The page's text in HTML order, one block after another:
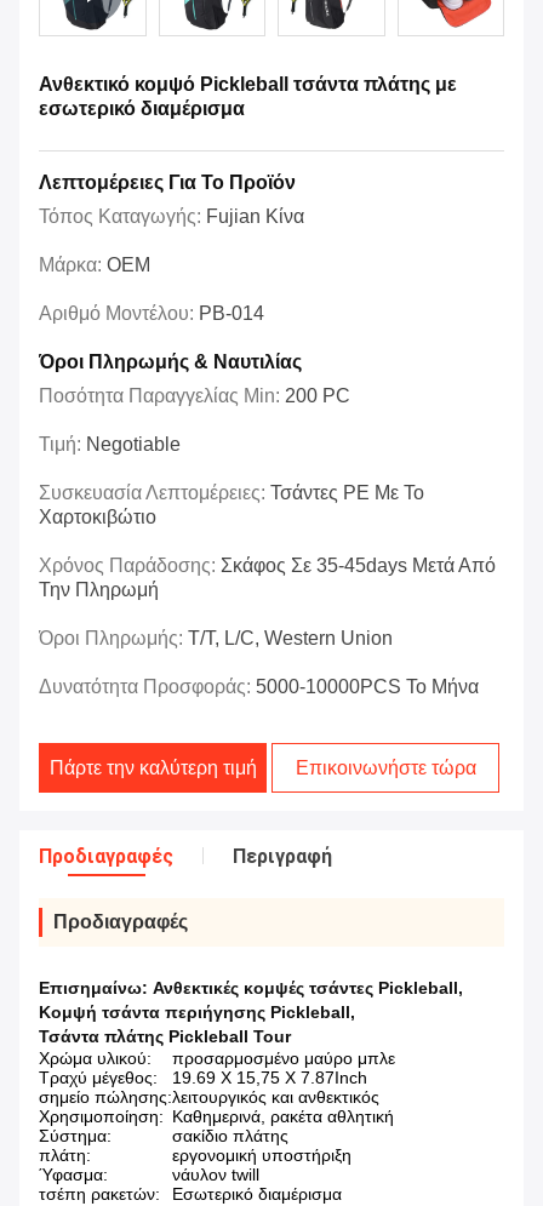
Ανθεκτικό κομψό Pickleball τσάντα πλάτης με
εσωτερικό διαμέρισμα
Λεπτομέρειες Για Το Προϊόν
Τόπος Καταγωγής: Fujian Κίνα
Μάρκα: OEM
Αριθμό Μοντέλου: PB-014
Όροι Πληρωμής & Ναυτιλίας
Ποσότητα Παραγγελίας Min: 200 PC
Τιμή: Negotiable
Συσκευασία Λεπτομέρειες: Τσάντες PE Με Το
Χαρτοκιβώτιο
Χρόνος Παράδοσης: Σκάφος Σε 35-45days Μετά Από
Την Πληρωμή
Όροι Πληρωμής: T/T, L/C, Western Union
Δυνατότητα Προσφοράς: 5000-10000PCS Το Μήνα
Πάρτε την καλύτερη τιμή Επικοινωνήστε τώρα
Προδιαγραφές Περιγραφή
Προδιαγραφές
Επισημαίνω: Ανθεκτικές κομψές τσάντες Pickleball,
Κομψή τσάντα περιήγησης Pickleball,
Τσάντα πλάτης Pickleball Tour
Χρώμα υλικού:
προσαρμοσμένο μαύρο μπλε
Τραχύ μέγεθος:
19.69 X 15,75 Χ 7.87Inch
σημείο πώλησης:λειτουργικός και ανθεκτικός
Χρησιμοποίηση: Καθημερινά, ρακέτα αθλητική
Σύστημα:
σακίδιο πλάτης
πλάτη:
εργονομική υποστήριξη
Ύφασμα:
νάυλον twill
τσέπη ρακετών:
Εσωτερικό διαμέρισμα